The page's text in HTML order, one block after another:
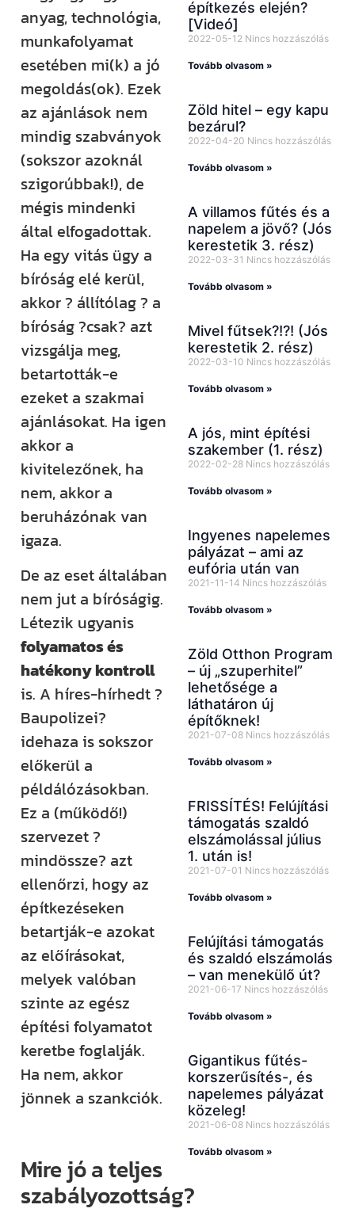
anyag, technológia,
munkafolyamat
esetében mi(k) a jó
megoldás(ok). Ezek
az ajánlások nem
mindig szabványok
(sokszor azoknál
szigorúbbak!), de
mégis mindenki
által elfogadottak.
Ha egy vitás ügy a
bíróság elé kerül,
akkor ? állítólag ? a
bíróság ?csak? azt
vizsgálja meg,
betartották-e
ezeket a szakmai
ajánlásokat. Ha igen
akkor a
kivitelezőnek, ha
nem, akkor a
beruházónak van
igaza.
De az eset általában
nem jut a bíróságig.
Létezik ugyanis
folyamatos és
hatékony kontroll
is. A híres-hírhedt ?
Baupolizei?
idehaza is sokszor
előkerül a
példálózásokban.
Ez a (működő!)
szervezet ?
mindössze? azt
ellenőrzi, hogy az
építkezéseken
betartják-e azokat
az előírásokat,
melyek valóban
szinte az egész
építési folyamatot
keretbe foglalják.
Ha nem, akkor
jönnek a szankciók.
Mire jó a teljes
szabályozottság?
építkezés elején?
[Videó]
2022-05-12 Nincs hozzászólás
Tovább olvasom »
Zöld hitel – egy kapu
bezárul?
2022-04-20 Nincs hozzászólás
Tovább olvasom »
A villamos fűtés és a
napelem a jövő? (Jós
kerestetik 3. rész)
2022-03-31 Nincs hozzászólás
Tovább olvasom »
Mivel fűtsek?!?! (Jós
kerestetik 2. rész)
2022-03-10 Nincs hozzászólás
Tovább olvasom »
A jós, mint építési
szakember (1. rész)
2022-02-28 Nincs hozzászólás
Tovább olvasom »
Ingyenes napelemes
pályázat – ami az
eufória után van
2021-11-14 Nincs hozzászólás
Tovább olvasom »
Zöld Otthon Program
– új „szuperhitel”
lehetősége a
láthatáron új
építőknek!
2021-07-08 Nincs hozzászólás
Tovább olvasom »
FRISSÍTÉS! Felújítási
támogatás szaldó
elszámolással július
1. után is!
2021-07-01 Nincs hozzászólás
Tovább olvasom »
Felújítási támogatás
és szaldó elszámolás
– van menekülő út?
2021-06-17 Nincs hozzászólás
Tovább olvasom »
Gigantikus fűtés-
korszerűsítés-, és
napelemes pályázat
közeleg!
2021-06-08 Nincs hozzászólás
Tovább olvasom »